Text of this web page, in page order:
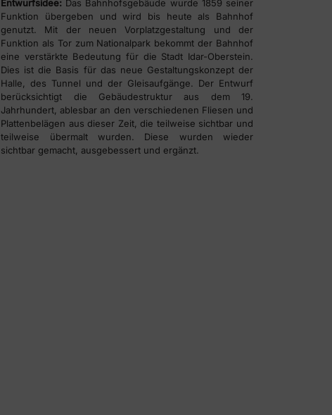
Entwurfsidee: Das Bahnhofsgebäude wurde 1859 seiner
Funktion übergeben und wird bis heute als Bahnhof
genutzt. Mit der neuen Vorplatzgestaltung und der
Funktion als Tor zum Nationalpark bekommt der Bahnhof
eine verstärkte Bedeutung für die Stadt Idar-Oberstein.
Dies ist die Basis für das neue Gestaltungskonzept der
Halle, des Tunnel und der Gleisaufgänge. Der Entwurf
berücksichtigt die Gebäudestruktur aus dem 19.
Jahrhundert, ablesbar an den verschiedenen Fliesen und
Plattenbelägen aus dieser Zeit, die teilweise sichtbar und
teilweise übermalt wurden. Diese wurden wieder
sichtbar gemacht, ausgebessert und ergänzt.